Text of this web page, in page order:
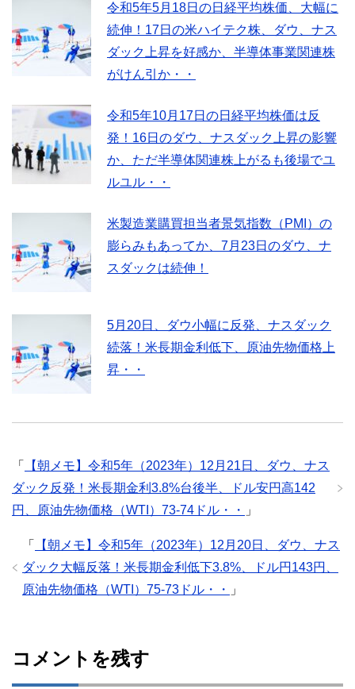
令和5年5月18日の日経平均株価、大幅に
続伸！17日の米ハイテク株、ダウ、ナス
ダック上昇を好感か、半導体事業関連株
がけん引か・・
令和5年10月17日の日経平均株価は反
発！16日のダウ、ナスダック上昇の影響
か、ただ半導体関連株上がるも後場でユ
ルユル・・
米製造業購買担当者景気指数（PMI）の
膨らみもあってか、7月23日のダウ、ナ
スダックは続伸！
5月20日、ダウ小幅に反発、ナスダック
続落！米長期金利低下、原油先物価格上
昇・・
「
【朝メモ】令和5年（2023年）12月21日、ダウ、ナス
ダック反発！米長期金利3.8%台後半、ドル安円高142
円、原油先物価格（WTI）73-74ドル・・
」
「
【朝メモ】令和5年（2023年）12月20日、ダウ、ナス
ダック大幅反落！米長期金利低下3.8%、ドル円143円、
原油先物価格（WTI）75-73ドル・・
」
コメントを残す